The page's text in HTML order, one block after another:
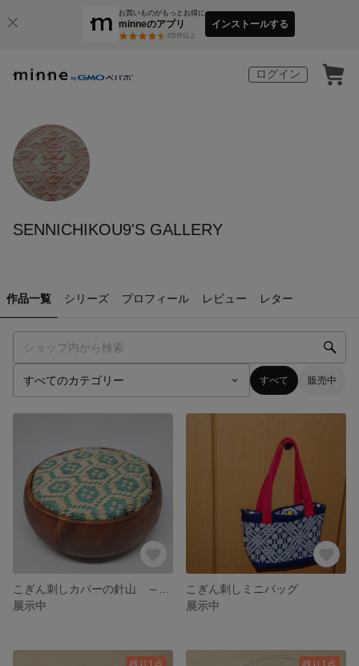
お買いものがもっとお得に
minneのアプリ
3万件以上
インストールする
ログイン
SENNICHIKOU9'S GALLERY
作品一覧 シリーズ プロフィール レビュー レター
すべて 販売中
展示中
こぎん刺しミニバッグ
展示中